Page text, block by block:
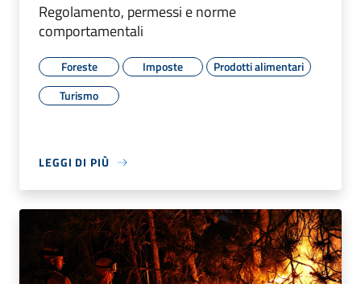
Regolamento, permessi e norme
comportamentali
Foreste Imposte
Prodotti alimentari
Turismo
LEGGI DI PIÙ